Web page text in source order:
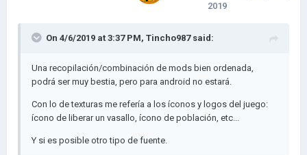
2019
On 4/6/2019 at 3:37 PM, Tincho987said:
Una recopilación/combinación de mods bien ordenada,
podrá ser muy bestia, pero para android no estará.
Con lo de texturas me refería a los íconos y logos del juego:
ícono de liberar un vasallo, ícono de población, etc...
Y si es posible otro tipo de fuente.